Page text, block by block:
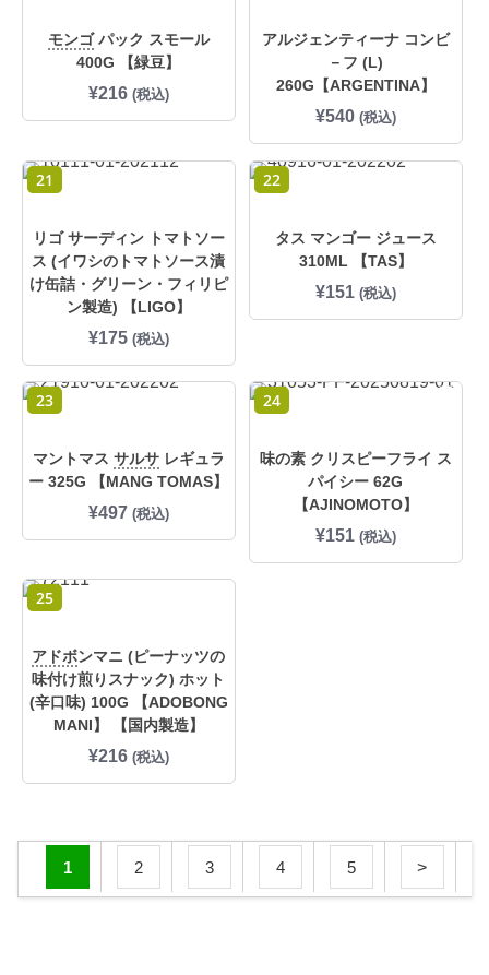
モンゴパック スモール
400G 【緑豆】
¥216 (税込)
アルジェンティーナ コンビ
－フ (L)
260G【ARGENTINA】
¥540 (税込)
21
リゴ サーディン トマトソー
ス (イワシのトマトソース漬
け缶詰・グリーン・フィリピ
ン製造) 【LIGO】
¥175 (税込)
22
タス マンゴー ジュース
310ML 【TAS】
¥151 (税込)
23
マントマス サルサレギュラ
ー 325G 【MANG TOMAS】
¥497 (税込)
24
味の素 クリスピーフライ ス
パイシー 62G
【AJINOMOTO】
¥151 (税込)
25
アドボンマニ (ピーナッツの
味付け煎りスナック) ホット
(辛口味) 100G 【ADOBONG
MANI】 【国内製造】
¥216 (税込)
1 2 3 4 5